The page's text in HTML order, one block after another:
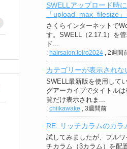
SWELLアップロード時に
「upload_max_filesize
さくらインターネットで
す。SWELL（2.17.1）を
ド...
: hairsalon.toiro2024 2週間
カテゴリーが表示されな
SWELL最新版を使用して
グアーカイブでタイトル
覧だけ表示されま...
: chiikawake 3週間前
RE: リッチカラムのカ
試してみましたが、フル
チカラム（3カラム）を配